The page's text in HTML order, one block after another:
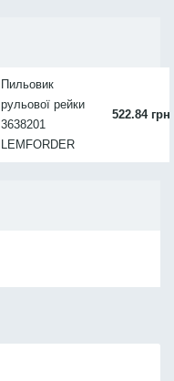
Пильовик
рульової рейки
3638201
LEMFORDER
522.84 грн